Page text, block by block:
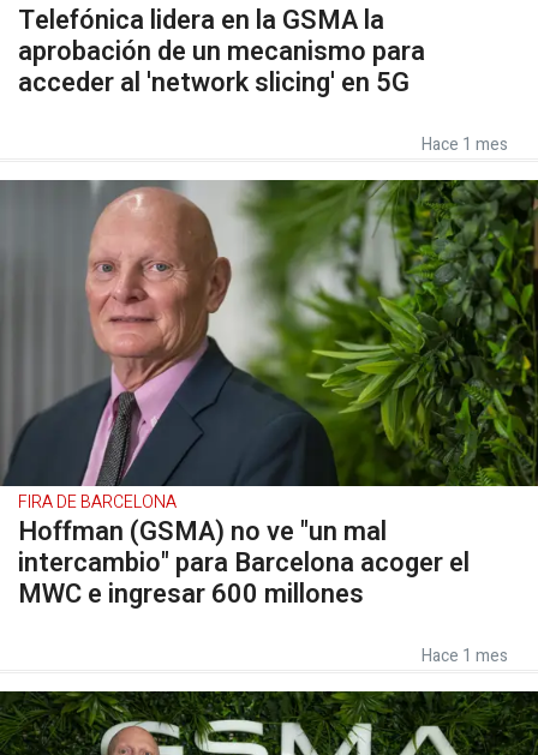
Telefónica lidera en la GSMA la
aprobación de un mecanismo para
acceder al 'network slicing' en 5G
Hace 1 mes
FIRA DE BARCELONA
Hoffman (GSMA) no ve "un mal
intercambio" para Barcelona acoger el
MWC e ingresar 600 millones
Hace 1 mes